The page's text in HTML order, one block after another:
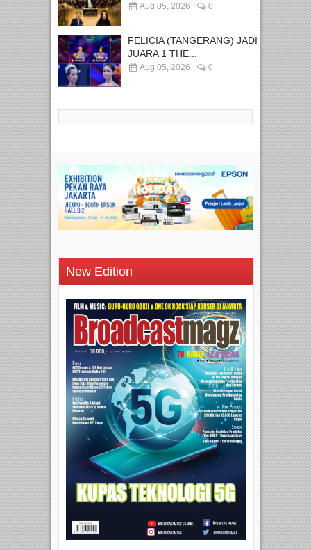
Aug 05, 2026 0
FELICIA (TANGERANG) JADI
JUARA 1 THE...
Aug 05, 2026 0
New Edition